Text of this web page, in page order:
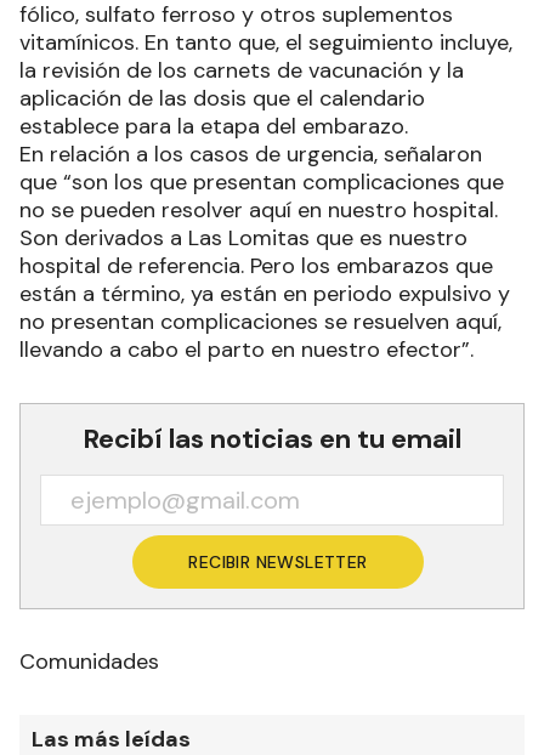
fólico, sulfato ferroso y otros suplementos
vitamínicos. En tanto que, el seguimiento incluye,
la revisión de los carnets de vacunación y la
aplicación de las dosis que el calendario
establece para la etapa del embarazo.
En relación a los casos de urgencia, señalaron
que “son los que presentan complicaciones que
no se pueden resolver aquí en nuestro hospital.
Son derivados a Las Lomitas que es nuestro
hospital de referencia. Pero los embarazos que
están a término, ya están en periodo expulsivo y
no presentan complicaciones se resuelven aquí,
llevando a cabo el parto en nuestro efector”.
Recibí las noticias en tu email
RECIBIR NEWSLETTER
Comunidades
Las más leídas